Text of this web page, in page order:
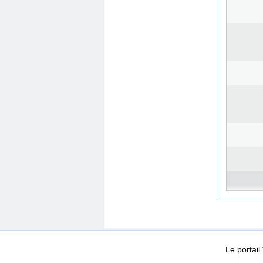
Conditions d’utilisation
Le portail